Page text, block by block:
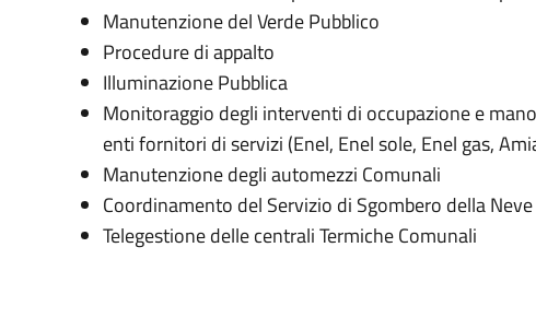
Manutenzione del Verde Pubblico
Procedure di appalto
Illuminazione Pubblica
Monitoraggio degli interventi di occupazione e
enti fornitori di servizi (Enel, Enel sole, Enel gas,
Manutenzione degli automezzi Comunali
Coordinamento del Servizio di Sgombero della
Telegestione delle centrali Termiche Comunali